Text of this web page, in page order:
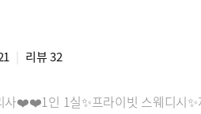
리뷰32
사❤️❤️1인 1실✨프라이빗 스웨디시